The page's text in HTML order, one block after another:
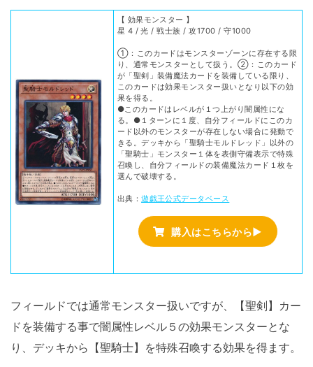
【 効果モンスター 】
星 4 / 光 / 戦士族 / 攻1700 / 守1000
①：このカードはモンスターゾーンに存在する限
り、通常モンスターとして扱う。②：このカード
が「聖剣」装備魔法カードを装備している限り、
このカードは効果モンスター扱いとなり以下の効
果を得る。
●このカードはレベルが１つ上がり闇属性にな
る。●１ターンに１度、自分フィールドにこのカ
ード以外のモンスターが存在しない場合に発動で
きる。デッキから「聖騎士モルドレッド」以外の
「聖騎士」モンスター１体を表側守備表示で特殊
召喚し、自分フィールドの装備魔法カード１枚を
選んで破壊する。
出典：遊戯王公式データベース
購入はこちらから▶
フィールドでは通常モンスター扱いですが、【聖剣】カー
ドを装備する事で闇属性レベル５の効果モンスターとな
り、デッキから【聖騎士】を特殊召喚する効果を得ます。